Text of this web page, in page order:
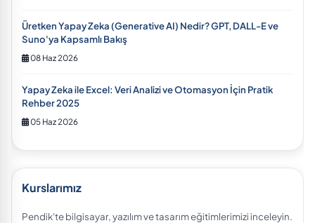
Üretken Yapay Zeka (Generative AI) Nedir? GPT, DALL-E ve
Suno'ya Kapsamlı Bakış
08 Haz 2026
Yapay Zeka ile Excel: Veri Analizi ve Otomasyon İçin Pratik
Rehber 2025
05 Haz 2026
Kurslarımız
Pendik'te bilgisayar, yazılım ve tasarım eğitimlerimizi inceleyin.